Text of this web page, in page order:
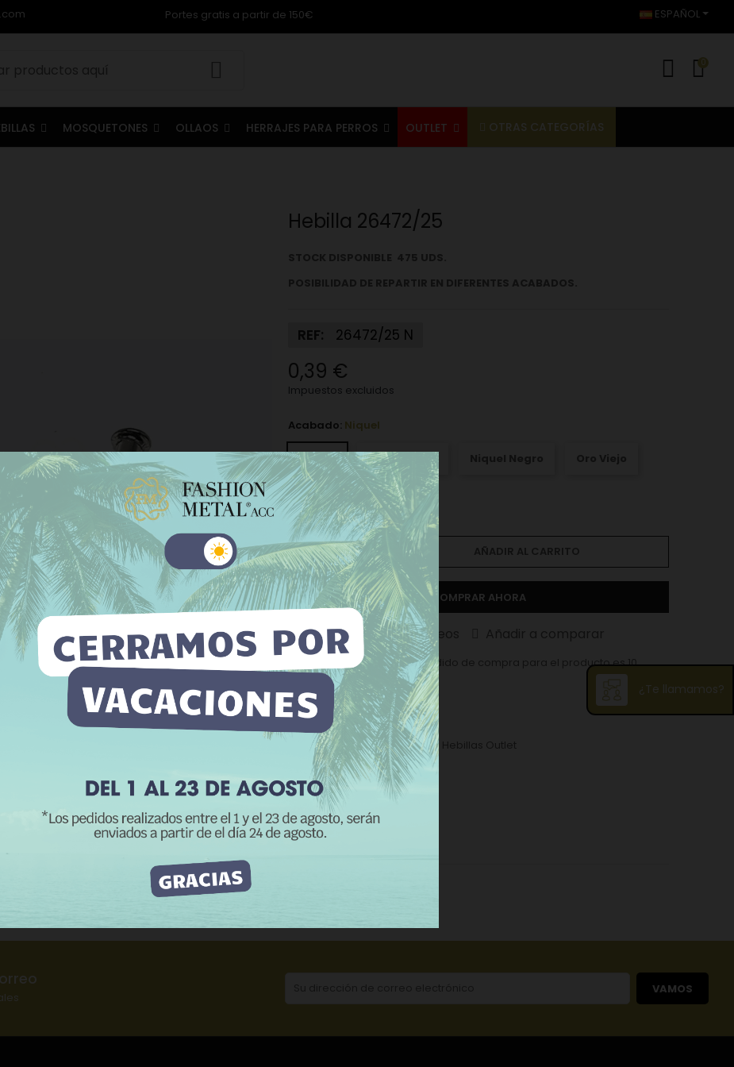
Portes gratis a partir de 150€ ESPAÑOL
0
MOSQUETONES OLLAOS HERRAJES PARA PERROS OUTLET OTRAS CATEGORÍAS
Hebilla 26472/25
REF: 26472/25 N
0,39 €
Impuestos excluidos
Acabado: Niquel
Niquel Niquel Mate
Plata Vieja
− +
COMPRAR AHORA
Añadir a la lista de deseos
La cantidad mínima en el pedido de compra para el producto es 10.
CATEGORÍAS: Inicio,OUTLET,
Detalles del producto Reseñas
Este sitio web utiliza cookies propias y de terceros para mejorar
nuestros servicios y mostrarle publicidad relacionada con sus
preferencias mediante el análisis de sus hábitos de navegación. Para
dar su consentimiento sobre su uso pulse el botón Acepto.
Más información Personalizar cookies
ACEPTO
¿Te llamamos?
VAMOS